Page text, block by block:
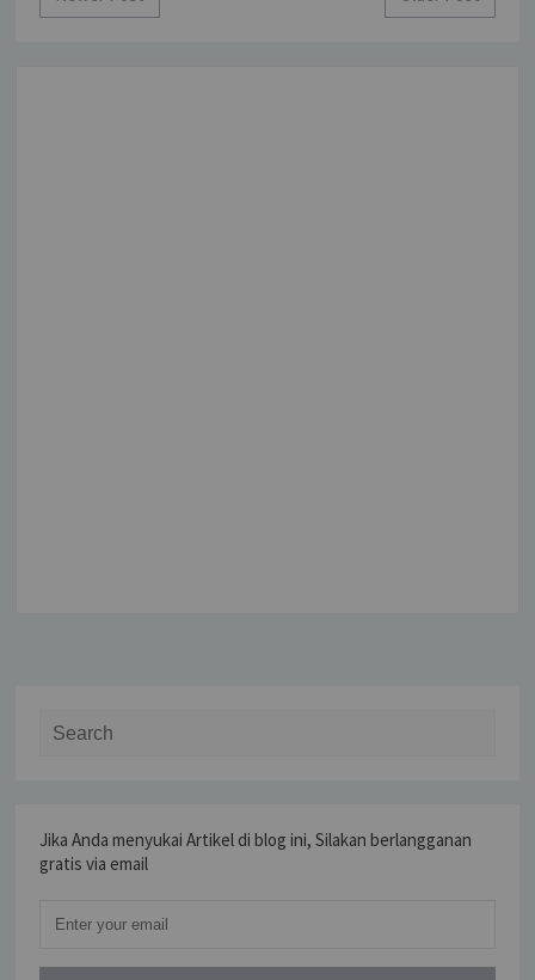
Search for:
Jika Anda menyukai Artikel di blog ini, Silakan berlangganan
gratis via email